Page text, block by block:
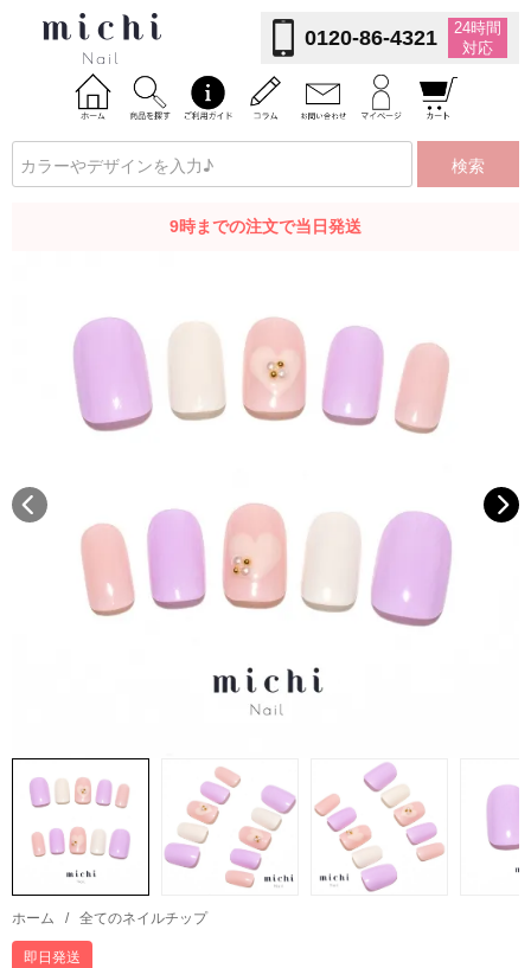
0120-86-4321
24時間
対応
検索
9時までの注文で当日発送
ホーム / 全てのネイルチップ
即日発送